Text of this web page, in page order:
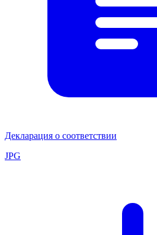
Декларация о соответствии
JPG